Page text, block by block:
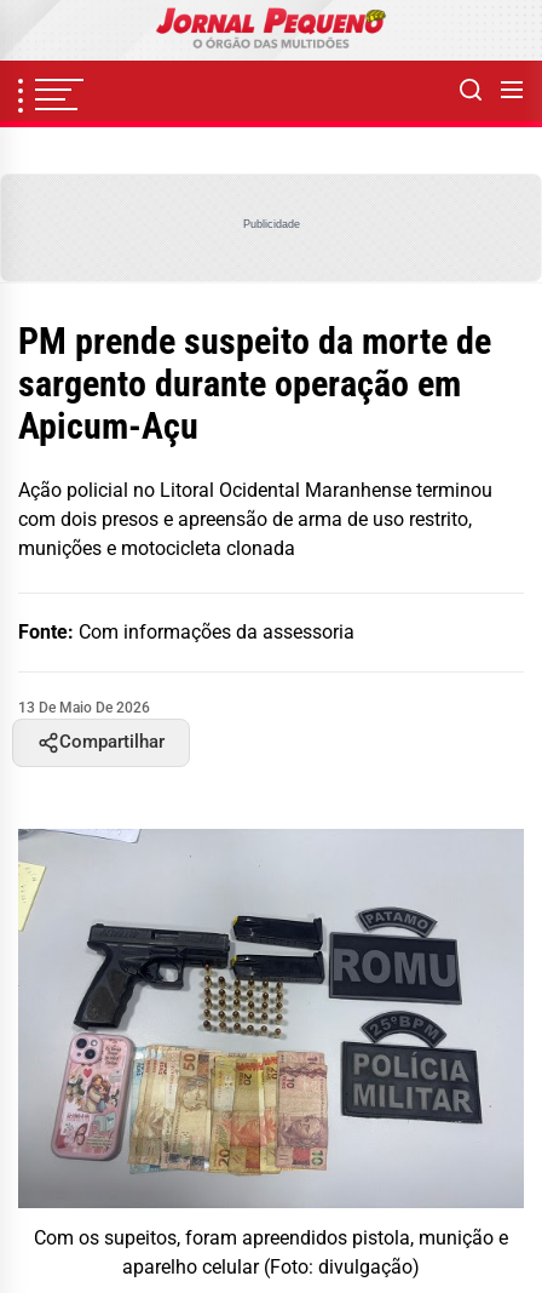
content
Publicidade
PM prende suspeito da morte de
sargento durante operação em
Apicum-Açu
Ação policial no Litoral Ocidental Maranhense terminou
com dois presos e apreensão de arma de uso restrito,
munições e motocicleta clonada
Fonte: Com informações da assessoria
13 De Maio De 2026
Compartilhar
Com os supeitos, foram apreendidos pistola, munição e
aparelho celular (Foto: divulgação)